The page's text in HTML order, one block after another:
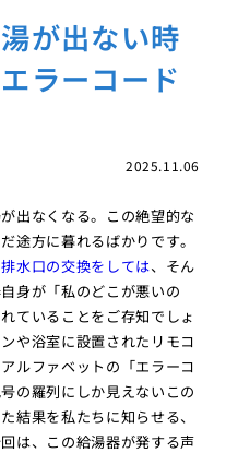
が出ない時
ラーコード
2025.11.06
出なくなる。この絶望的な
途方に暮れるばかりです。
水口の交換をしては、そん
身が「私のどこが悪いの
ていることをご存知でしょ
や浴室に設置されたリモコ
ルファベットの「エラーコ
の羅列にしか見えないこの
結果を私たちに知らせる、
は、この給湯器が発する声